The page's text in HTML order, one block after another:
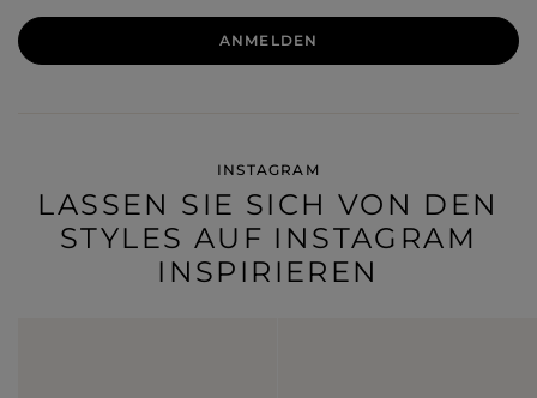
ANMELDEN
INSTAGRAM
LASSEN SIE SICH VON DEN
STYLES AUF INSTAGRAM
INSPIRIEREN